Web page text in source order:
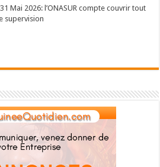
Mai 2026: l’ONASUR compte couvrir tout
supervision